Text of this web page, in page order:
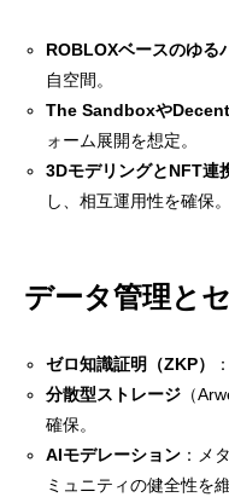
ROBLOXベースのゆる
自空間。
The Sandboxや
ォーム展開を想定。
3DモデリングとNFT連
し、相互運用性を確保。
データ管理と
ゼロ知識証明（ZKP）
分散型ストレージ （
確保。
AIモデレーション ：メ
ミュニティの健全性を維